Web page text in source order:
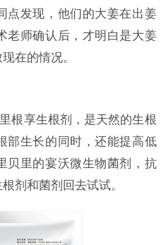
点发现，他们的大姜在出姜
老师确认后，才明白是大姜
在的情况。
根享生根剂，是天然的生根
部生长的同时，还能提高低
贝里的宴沃微生物菌剂，抗
剂和菌剂回去试试。